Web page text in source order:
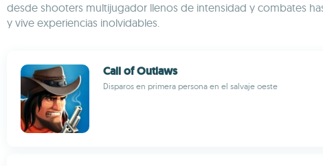
desde shooters multijugador llenos de intensidad y combates
y vive experiencias inolvidables.
Call of Outlaws
Disparos en primera persona en el salvaje oeste